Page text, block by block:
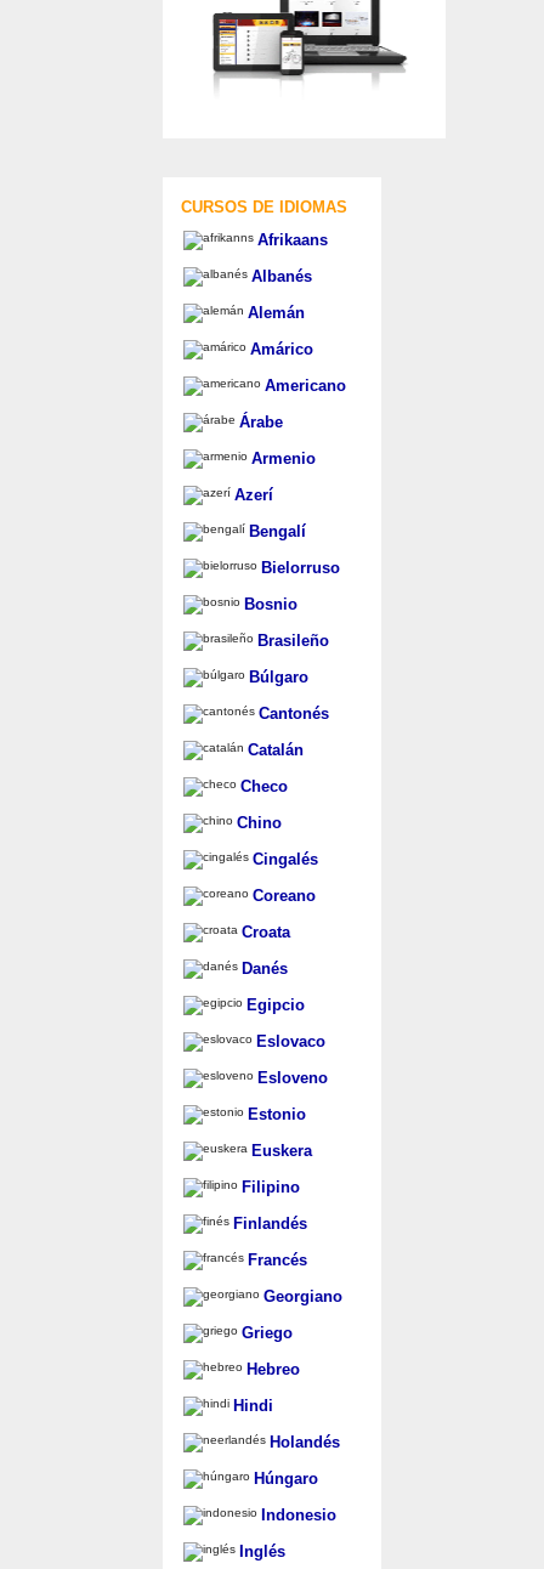
CURSOS DE IDIOMAS
Afrikaans
Albanés
Alemán
Amárico
Americano
Árabe
Armenio
Azerí
Bengalí
Bielorruso
Bosnio
Brasileño
Búlgaro
Cantonés
Catalán
Checo
Chino
Cingalés
Coreano
Croata
Danés
Egipcio
Eslovaco
Esloveno
Estonio
Euskera
Filipino
Finlandés
Francés
Georgiano
Griego
Hebreo
Hindi
Holandés
Húngaro
Indonesio
Inglés